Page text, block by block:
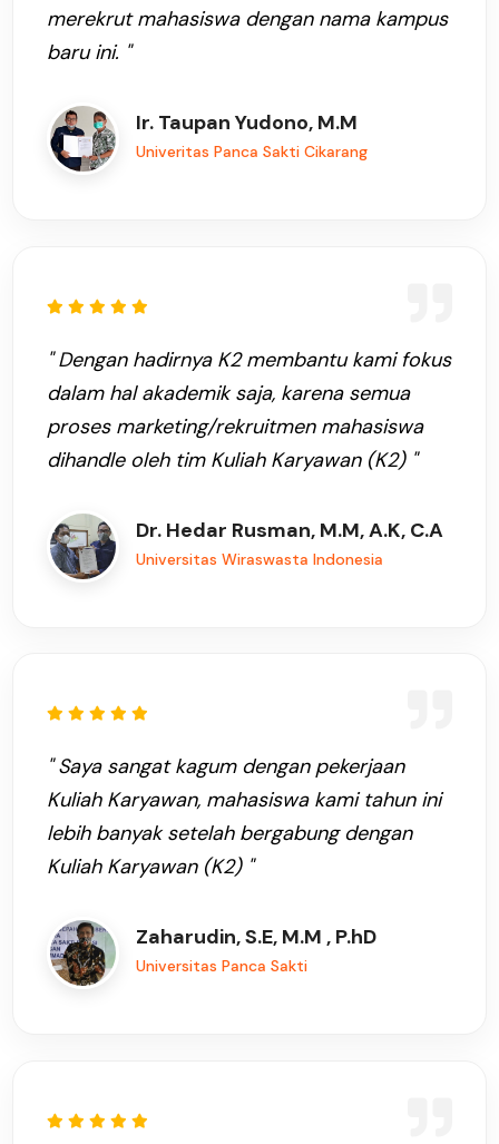
merekrut mahasiswa dengan nama kampus
baru ini. "
Ir. Taupan Yudono, M.M
Univeritas Panca Sakti Cikarang
" Dengan hadirnya K2 membantu kami fokus
dalam hal akademik saja, karena semua
proses marketing/rekruitmen mahasiswa
dihandle oleh tim Kuliah Karyawan (K2) "
Dr. Hedar Rusman, M.M, A.K, C.A
Universitas Wiraswasta Indonesia
" Saya sangat kagum dengan pekerjaan
Kuliah Karyawan, mahasiswa kami tahun ini
lebih banyak setelah bergabung dengan
Kuliah Karyawan (K2) "
Zaharudin, S.E, M.M , P.hD
Universitas Panca Sakti